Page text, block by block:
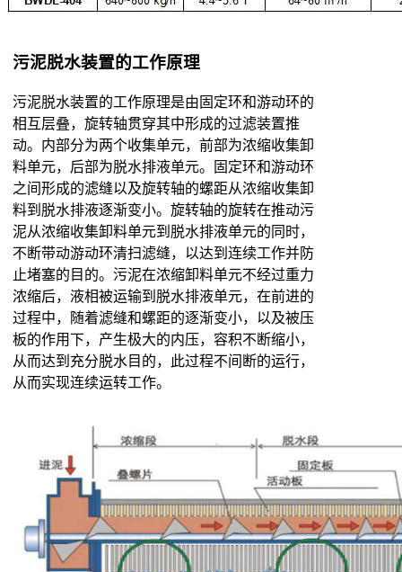
污泥脱水装置的工作原理
污泥脱水装置的工作原理是由固定环和游动环的
相互层叠，旋转轴贯穿其中形成的过滤装置推
动。内部分为两个收集单元，前部为浓缩收集卸
料单元，后部为脱水排液单元。固定环和游动环
之间形成的滤缝以及旋转轴的螺距从浓缩收集卸
料到脱水排液逐渐变小。旋转轴的旋转在推动污
泥从浓缩收集卸料单元到脱水排液单元的同时，
不断带动游动环清扫滤缝，以达到连续工作并防
止堵塞的目的。污泥在浓缩卸料单元不经过重力
浓缩后，液相被运输到脱水排液单元，在前进的
过程中，随着滤缝和螺距的逐渐变小，以及被压
板的作用下，产生极大的内压，容积不断缩小，
从而达到充分脱水目的，此过程不间断的运行，
从而实现连续运转工作。